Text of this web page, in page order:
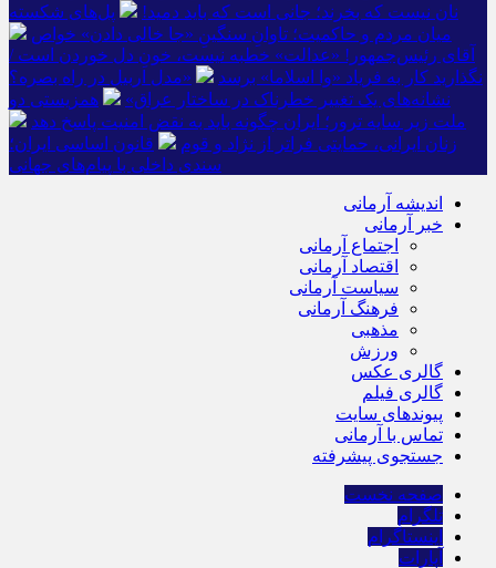
نان نیست که بخرند؛ جانی است که باید دمید!
پل‌های شکسته
میان مردم و حاکمیت؛ تاوانِ سنگینِ «جا خالی دادن» خواص
آقای رئیس‌جمهور! «عدالت» خطبه نیست، خونِ دل خوردن است /
نگذارید کار به فریاد «وا اسلاما» برسد
«مدل اربیل در راه بصره؟
نشانه‌های یک تغییر خطرناک در ساختار عراق»
همزیستی دو
ملت زیر سایه ترور؛ ایران چگونه باید به نقض امنیت پاسخ دهد
زنان ایرانی، حمایتی فراتر از نژاد و قوم
قانون اساسی ایران؛
سندی داخلی با پیام‌های جهانی
اندیشه آرمانی
خبر آرمانی
اجتماع آرمانی
اقتصاد آرمانی
سیاست آرمانی
فرهنگ آرمانی
مذهبی
ورزش
گالری عکس
گالری فیلم
پیوندهای سایت
تماس با آرمانی
جستجوی پیشرفته
صفحه نخست
تلگرام
اینستاگرام
آپارات